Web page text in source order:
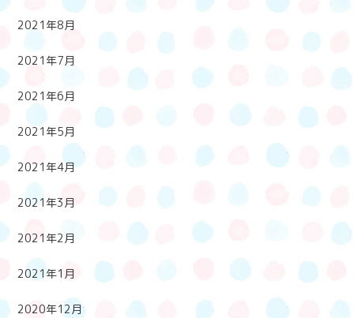
2021年8月
2021年7月
2021年6月
2021年5月
2021年4月
2021年3月
2021年2月
2021年1月
2020年12月